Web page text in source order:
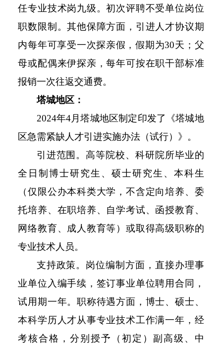
任专业技术岗九级。初次评聘不受单位岗位
职数限制。其他保障方面，引进人才协议期
内每年可享受一次探亲假，假期为30天；父
母或配偶来伊探亲，每年可按在职干部标准
报销一次往返交通费。
塔城地区：
2024年4月塔城地区制定印发了《塔城地
区急需紧缺人才引进实施办法（试行）》。
引进范围。高等院校、科研院所毕业的
全日制博士研究生、硕士研究生、本科生
（仅限公办本科类大学，不含定向培养、委
托培养、在职培养、自学考试、函授教育、
网络教育、成人教育等）或取得高级职称的
专业技术人员。
支持政策。岗位编制方面，直接办理事
业单位入编手续，签订事业单位聘用合同，
试用期一年。职称待遇方面，博士、硕士、
本科学历人才从事专业技术工作满一年，经
考核合格，分别授予（初定）副高级、中